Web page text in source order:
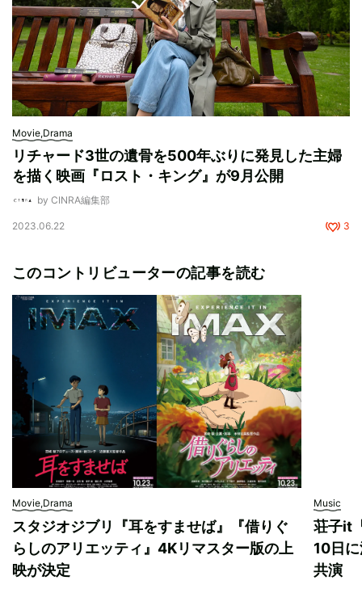
Movie,Drama
リチャード3世の遺骨を500年ぶりに発見した主婦
を描く映画『ロスト・キング』が9月公開
by CINRA編集部
2023.06.22 3
このコントリビューターの記事を読む
Movie,Drama
スタジオジブリ『耳をすませば』『借りぐ
らしのアリエッティ』4Kリマスター版の上
映が決定
Music
荘子it
10日
共演